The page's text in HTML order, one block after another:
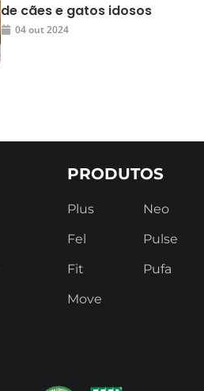
de cães e gatos idosos
04 out 2024
PRODUTOS
Plus
Fel
Fit
Move
Neo
Pulse
Pufa